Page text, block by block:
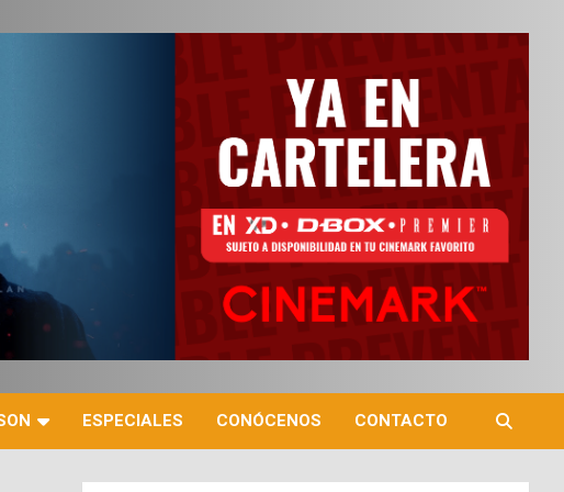
ESPECIALES CONÓCENOS CONTACTO